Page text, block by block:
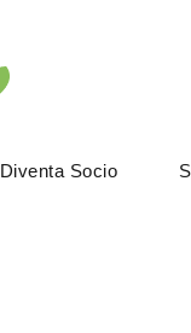
Diventa Socio